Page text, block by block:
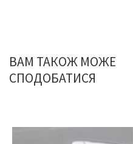
ВАМ ТАКОЖ МОЖЕ
СПОДОБАТИСЯ